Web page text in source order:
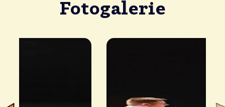
Fotogalerie